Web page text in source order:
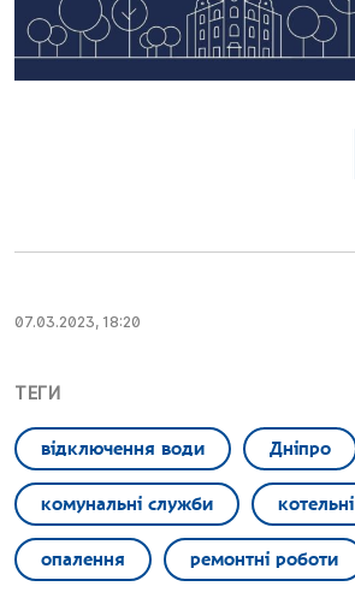
07.03.2023, 18:20
ТЕГИ
відключення води Дніпро
комунальні служби котельні
опалення ремонтні роботи